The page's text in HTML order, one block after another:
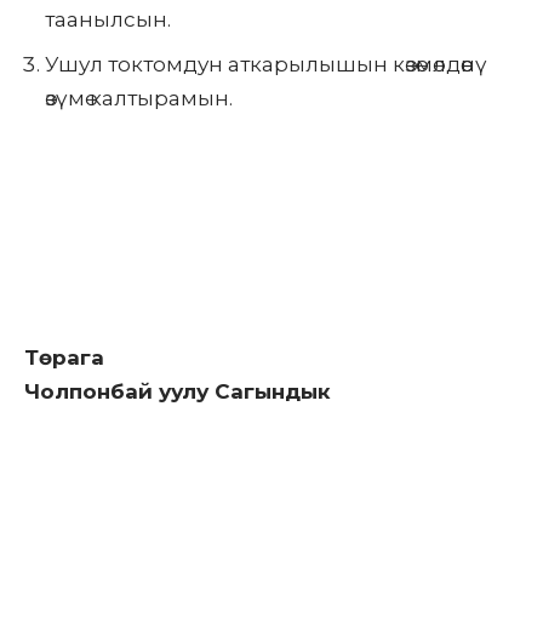
таанылсын.
Ушул токтомдун аткарылышын көзөмөлдөөнү
өзүмө калтырамын.
Төрага
Чолпонбай уулу Сагындык